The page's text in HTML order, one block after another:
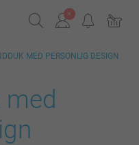
MED PERSONLIG DESIGN